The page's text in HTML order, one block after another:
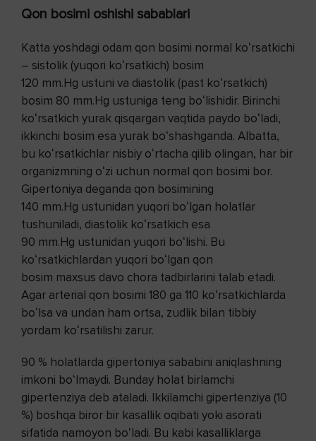
Qon bosimi oshishi sabablari
Katta yoshdagi odam qon bosimi normal koʻrsatkichi
– sistolik (yuqori koʻrsatkich) bosim
120 mm.Hg ustuni va diastolik (past koʻrsatkich)
bosim 80 mm.Hg ustuniga teng boʻlishidir. Birinchi
koʻrsatkich yurak qisqargan vaqtida paydo boʻladi,
ikkinchi bosim esa yurak boʻshashganda. Albatta,
bu koʻrsatkichlar nisbiy oʻrtacha qilib olingan, har bir
organizmning oʻzi uchun normal qon bosimi bor.
Gipertoniya deganda qon bosimining
140 mm.Hg ustunidan yuqori boʻlgan holatlar
tushuniladi, diastolik koʻrsatkich esa
90 mm.Hg ustunidan yuqori boʻlishi. Bu
koʻrsatkichlardan yuqori boʻlgan qon
bosim maxsus davo chora tadbirlarini talab etadi.
Agar arterial qon bosimi 180 ga 110 koʻrsatkichlarda
boʻlsa va undan ham ortsa, zudlik bilan tibbiy
yordam koʻrsatilishi zarur.
90 % holatlarda gipertoniya sababini aniqlashning
imkoni boʻlmaydi. Bunday holat birlamchi
gipertenziya deb ataladi. Ikkilamchi gipertenziya (10
%) boshqa biror bir kasallik oqibati yoki asorati
sifatida namoyon boʻladi. Bu kabi kasalliklarga